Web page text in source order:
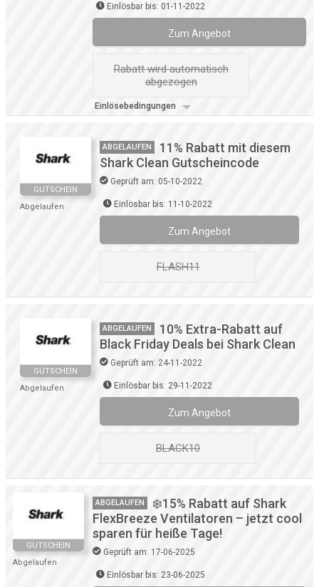
Einlösbar bis: 01-11-2022
Zum Angebot
Rabatt wird automatisch
abgezogen
Einlösebedingungen
GUTSCHEIN
Abgelaufen
ABGELAUFEN
11% Rabatt mit diesem
Shark Clean Gutscheincode
Geprüft am: 05-10-2022
Einlösbar bis: 11-10-2022
Zum Angebot
FLASH11
GUTSCHEIN
Abgelaufen
ABGELAUFEN
10% Extra-Rabatt auf
Black Friday Deals bei Shark Clean
Geprüft am: 24-11-2022
Einlösbar bis: 29-11-2022
Zum Angebot
BLACK10
GUTSCHEIN
Abgelaufen
ABGELAUFEN
❄️15% Rabatt auf Shark
FlexBreeze Ventilatoren – jetzt cool
sparen für heiße Tage!
Geprüft am: 17-06-2025
Einlösbar bis: 23-06-2025